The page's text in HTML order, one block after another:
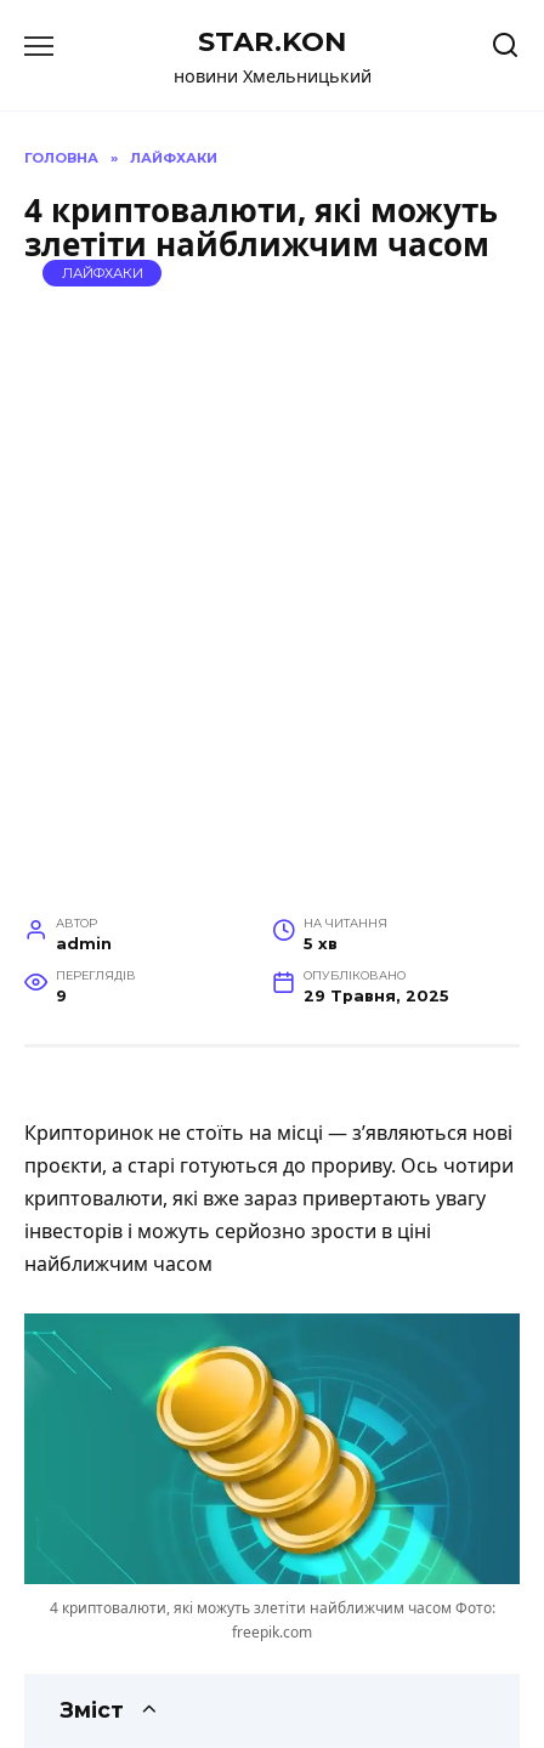
до
STAR.KON
новини Хмельницький
ГОЛОВНА » ЛАЙФХАКИ
4 криптовалюти, які можуть
злетіти найближчим часом
ЛАЙФХАКИ
АВТОР
admin
НА ЧИТАННЯ
5 хв
ПЕРЕГЛЯДІВ
9
ОПУБЛІКОВАНО
29 Травня, 2025
Крипторинок не стоїть на місці — з’являються нові
проєкти, а старі готуються до прориву. Ось чотири
криптовалюти, які вже зараз привертають увагу
інвесторів і можуть серйозно зрости в ціні
найближчим часом
4 криптовалюти, які можуть злетіти найближчим часом Фото:
freepik.com
Зміст